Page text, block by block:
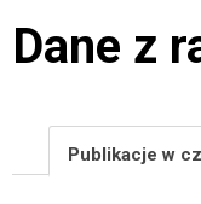
Dane z
Publikacje w